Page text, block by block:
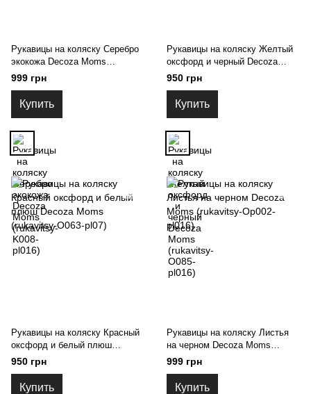
Рукавицы на коляску Серебро
экокожа Decoza Moms
(rukavitsy-K008-pl016)
999 грн
Купить
Рукавицы на коляску Желтый
оксфорд и черный Decoza
Moms (rukavitsy-O085-pl016)
950 грн
Купить
Рукавицы на коляску Красный
оксфорд и белый плюш
Decoza Moms (rukavitsy-О063-
950 грн
Купить
Рукавицы на коляску Листья
на черном Decoza Moms
(rukavitsy-Op002-pl016)
999 грн
Купить